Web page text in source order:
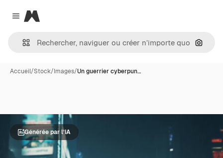
Close menu
Magnific
Accueil/Stock/Images/Un guerrier cyberpun…
Générée par l’IA